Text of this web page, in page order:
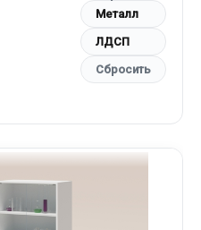
Металл
ЛДСП
Сбросить